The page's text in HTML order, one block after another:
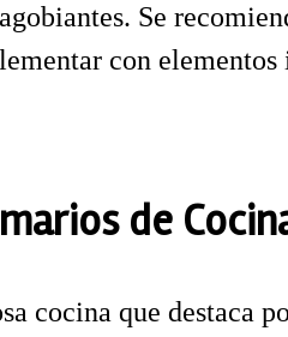
Se
con
de
cocina que destaca